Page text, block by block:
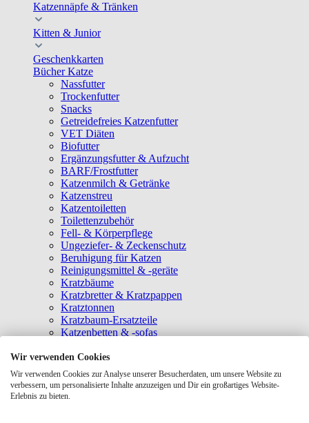
Katzennäpfe & Tränken
Kitten & Junior
Geschenkkarten
Bücher Katze
Nassfutter
Trockenfutter
Snacks
Getreidefreies Katzenfutter
VET Diäten
Biofutter
Ergänzungsfutter & Aufzucht
BARF/Frostfutter
Katzenmilch & Getränke
Katzenstreu
Katzentoiletten
Toilettenzubehör
Fell- & Körperpflege
Ungeziefer- & Zeckenschutz
Beruhigung für Katzen
Reinigungsmittel & -geräte
Kratzbäume
Kratzbretter & Kratzpappen
Kratztonnen
Kratzbaum-Ersatzteile
Katzenbetten & -sofas
Katzenhäuser
Hängematten & Fensterliegeplätze
Katzendecken & -matten
Baldrian- & Catnipspielzeug
Wir verwenden Cookies
Wir verwenden Cookies zur Analyse unserer Besucherdaten, um unsere Website zu
verbessern, um personalisierte Inhalte anzuzeigen und Dir ein großartiges Website-
Erlebnis zu bieten.